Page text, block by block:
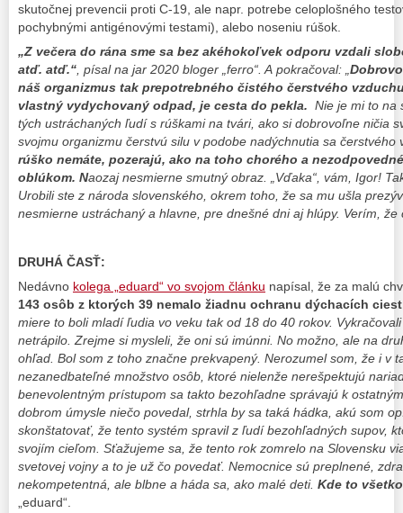
skutočnej prevencii proti C-19, ale napr. potrebe celoplošného
pochybnými antigénovými testami), alebo noseniu rúšok.
„Z večera do rána sme sa bez akéhokoľvek odporu vzdali
atď. atď.“ písal na jar 2020 bloger „ferro“. A pokračoval: „
náš organizmus tak prepotrebného čistého čerstvého
vlastný vydychovaný odpad, je cesta do pekla. Nie je mi to na
tých ustráchaných ľudí s rúškami na tvári, ako si dobrovoľne ničia
svojmu organizmu čerstvú silu v podobe nadýchnutia sa čerstvého
rúško nemáte, pozerajú, ako na toho chorého a
oblúkom. Naozaj nesmierne smutný obraz. „Vďaka“, vám, Igor!
Urobili ste z národa slovenského, okrem toho, že sa mu ušla
nesmierne ustráchaný a hlavne, pre dnešné dni aj hlúpy. Verím, že
DRUHÁ ČASŤ:
Nedávno kolega „eduard“ vo svojom článku napísal, že za malú
143 osôb z ktorých 39 nemalo žiadnu ochranu dýchacích
miere to boli mladí ľudia vo veku tak od 18 do 40 rokov.
netrápilo. Zrejme si mysleli, že oni sú imúnni. No možno, ale na
ohľad. Bol som z toho značne prekvapený. Nerozumel som, že i v
nezanedbateľné množstvo osôb, ktoré nielenže nerešpektujú
benevolentným prístupom sa takto bezohľadne správajú k
dobrom úmysle niečo povedal, strhla by sa taká hádka, akú som
skonštatovať, že tento systém spravil z ľudí bezohľadných supov,
svojím cieľom. Sťažujeme sa, že tento rok zomrelo na Slovensku
svetovej vojny a to je už čo povedať. Nemocnice sú preplnené,
nekompetentná, ale blbne a háda sa, ako malé deti. Kde to
„eduard“.